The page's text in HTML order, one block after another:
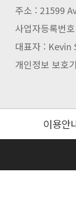
주소 : 21599
사업자등록번
대표자 :
개인정보 보호
이용안